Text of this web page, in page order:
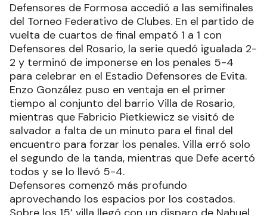
Defensores de Formosa accedió a las semifinales
del Torneo Federativo de Clubes. En el partido de
vuelta de cuartos de final empató 1 a 1 con
Defensores del Rosario, la serie quedó igualada 2-
2 y terminó de imponerse en los penales 5-4
para celebrar en el Estadio Defensores de Evita.
Enzo González puso en ventaja en el primer
tiempo al conjunto del barrio Villa de Rosario,
mientras que Fabricio Pietkiewicz se visitó de
salvador a falta de un minuto para el final del
encuentro para forzar los penales. Villa erró solo
el segundo de la tanda, mientras que Defe acertó
todos y se lo llevó 5-4.
Defensores comenzó más profundo
aprovechando los espacios por los costados.